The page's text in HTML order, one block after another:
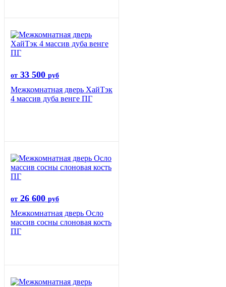
от 33 500 руб
Межкомнатная дверь ХайТэк
4 массив дуба венге ПГ
от 26 600 руб
Межкомнатная дверь Осло
массив сосны слоновая кость
ПГ